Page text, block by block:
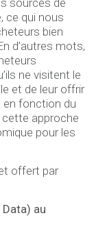
sources de
ce qui nous
bien
d’autres mots,
ne visitent le
et de leur offrir
en fonction du
approche
pour les
offert par
au